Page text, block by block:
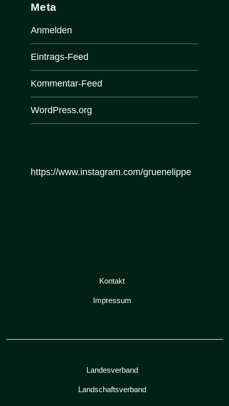
Meta
Anmelden
Eintrags-Feed
Kommentar-Feed
WordPress.org
https://www.instagram.com/gruenelippe
Kontakt
Impressum
Landesverband
Landschaftsverband